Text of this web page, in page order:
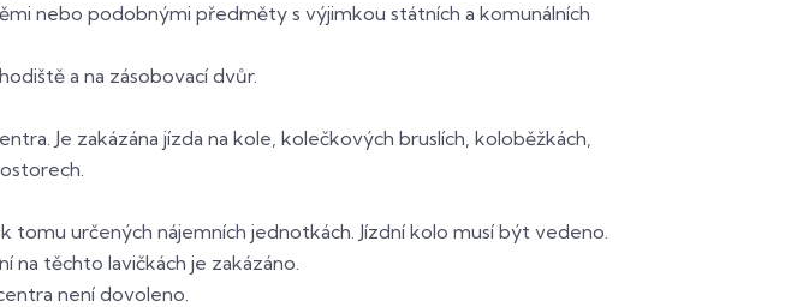
nebo podobnými předměty s výjimkou státních a komunálních
a na zásobovací dvůr.
Je zakázána jízda na kole, kolečkových bruslích, koloběžkách,
určených nájemních jednotkách. Jízdní kolo musí být vedeno.
těchto lavičkách je zakázáno.
není dovoleno.